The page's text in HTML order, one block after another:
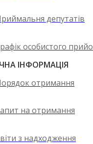
депутатів
особистого
ІНФОРМАЦІЯ
отримання
на отримання
з надходження